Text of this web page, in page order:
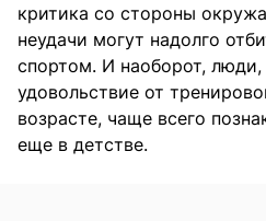
критика со стороны
неудачи могут надолго
спортом. И наоборот,
удовольствие от
возрасте, чаще всего
еще в детстве.